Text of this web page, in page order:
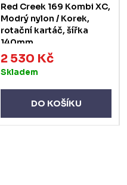
Red Creek 169 Kombi XC,
Modrý nylon / Korek,
rotační kartáč, šířka
140mm
2 530 Kč
Skladem
DO KOŠÍKU